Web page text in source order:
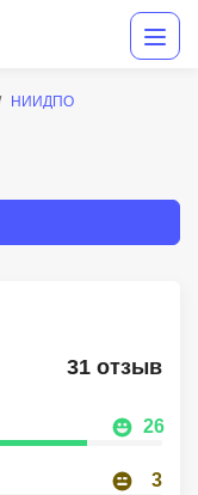
НИИДПО
31 отзыв
26
3